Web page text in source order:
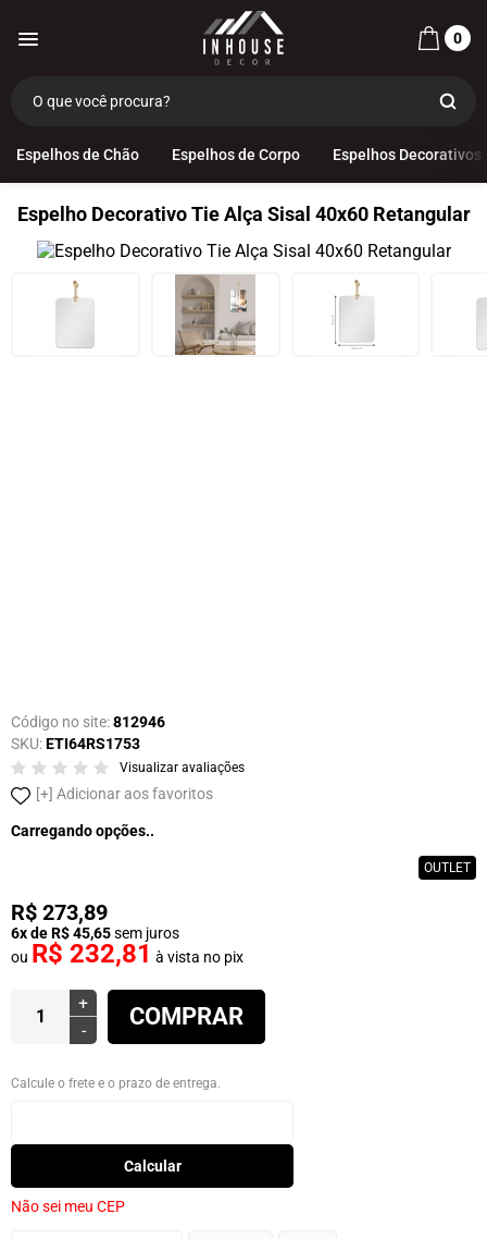
0
Espelhos de Chão Espelhos de Corpo Espelhos Decorativos
Espelho Decorativo Tie Alça Sisal 40x60 Retangular
Código no site:812946
SKU:ETI64RS1753
Visualizar avaliações
Adicionar aos favoritos
Carregando opções..
OUTLET
R$ 273,89
6x de R$ 45,65sem juros
ou R$ 232,81 à vista no pix
+
-
COMPRAR
Calcule o frete e o prazo de entrega.
Calcular
Não sei meu CEP